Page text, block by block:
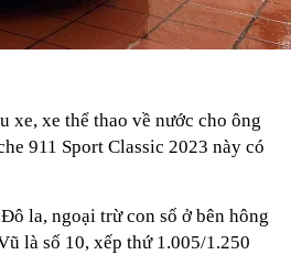
xe, xe thể thao về nước cho ông
911 Sport Classic 2023 này có
la, ngoại trừ con số ở bên hông
là số 10, xếp thứ 1.005/1.250